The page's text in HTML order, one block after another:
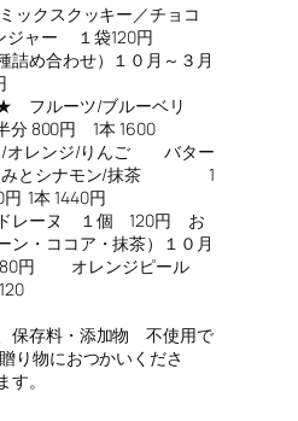
スクッキー／チョコ
ジャー １袋120円
詰め合わせ）１０月～３月
フルーツ/ブルーベリ
800円 1本 1600
ンジ/りんご バター
るみとシナモン/抹茶 1
1本 1440円
ーヌ １個 120円 お
ン・ココア・抹茶）１０月
80円 オレンジピール
保存料・添加物 不使用で
物におつかいくださ
ます。